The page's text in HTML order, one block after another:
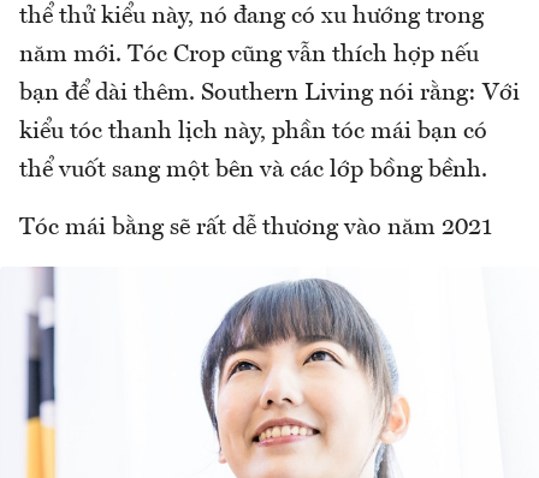
thể thử kiểu này, nó đang có xu hướng trong
năm mới. Tóc Crop cũng vẫn thích hợp nếu
bạn để dài thêm. Southern Living nói rằng: Với
kiểu tóc thanh lịch này, phần tóc mái bạn có
thể vuốt sang một bên và các lớp bồng bềnh.
Tóc mái bằng sẽ rất dễ thương vào năm 2021